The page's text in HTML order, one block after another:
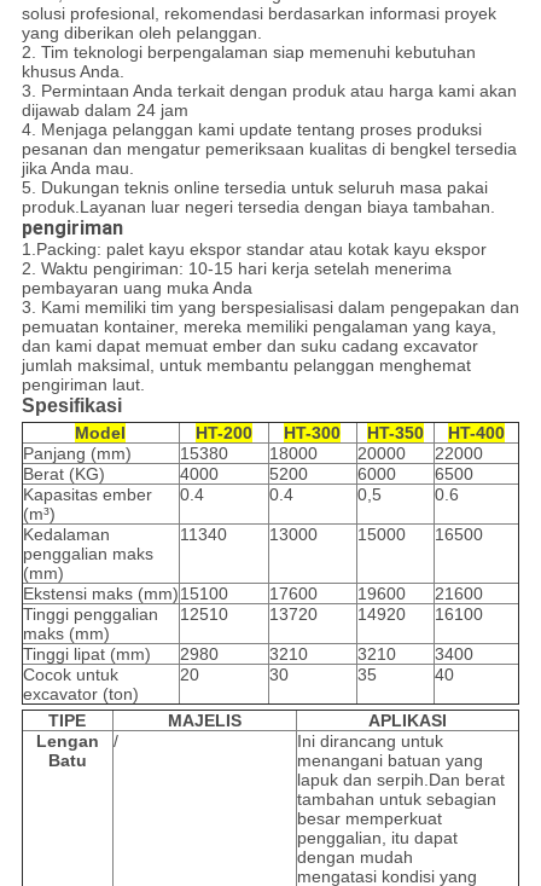
solusi profesional, rekomendasi berdasarkan informasi proyek
yang diberikan oleh pelanggan.
2. Tim teknologi berpengalaman siap memenuhi kebutuhan
khusus Anda.
3. Permintaan Anda terkait dengan produk atau harga kami akan
dijawab dalam 24 jam
4. Menjaga pelanggan kami update tentang proses produksi
pesanan dan mengatur pemeriksaan kualitas di bengkel tersedia
jika Anda mau.
5. Dukungan teknis online tersedia untuk seluruh masa pakai
produk.Layanan luar negeri tersedia dengan biaya tambahan.
pengiriman
1.Packing: palet kayu ekspor standar atau kotak kayu ekspor
2. Waktu pengiriman: 10-15 hari kerja setelah menerima
pembayaran uang muka Anda
3. Kami memiliki tim yang berspesialisasi dalam pengepakan dan
pemuatan kontainer, mereka memiliki pengalaman yang kaya,
dan kami dapat memuat ember dan suku cadang excavator
jumlah maksimal, untuk membantu pelanggan menghemat
pengiriman laut.
Spesifikasi
Model HT-200 HT-300 HT-350
HT-400
Panjang (mm)
15380 18000 20000
22000
Berat (KG)
4000 5200 6000
6500
Kapasitas ember
(m³)
0.4 0.4 0,5 0.6
Kedalaman
penggalian maks
(mm)
11340 13000 15000 16500
Ekstensi maks (mm)15100 17600 19600
21600
Tinggi penggalian
maks (mm)
12510 13720 14920 16100
Tinggi lipat (mm) 2980 3210 3210
3400
Cocok untuk
excavator (ton)
20 30 35 40
TIPE MAJELIS
APLIKASI
Lengan
Batu
/
Ini dirancang untuk
menangani batuan yang
lapuk dan serpih.Dan berat
tambahan untuk sebagian
besar memperkuat
penggalian, itu dapat
dengan mudah
mengatasi kondisi yang